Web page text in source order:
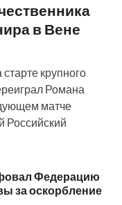
в Вене
крупного
Романа
матче
Российский
Федерацию
за оскорбление